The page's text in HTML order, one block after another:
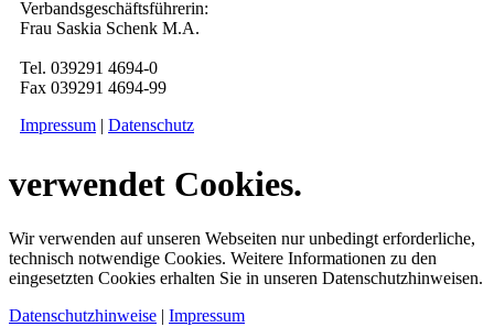
Verbandsgeschäftsführerin:
Frau Saskia Schenk M.A.
Tel. 039291 4694-0
Fax 039291 4694-99
Impressum | Datenschutz
verwendet Cookies.
Wir verwenden auf unseren Webseiten nur unbedingt erforderliche,
technisch notwendige Cookies. Weitere Informationen zu den
eingesetzten Cookies erhalten Sie in unseren Datenschutzhinweisen.
Datenschutzhinweise | Impressum